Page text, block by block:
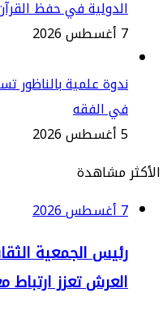
في حفظ القرآن الكريم
علمية بالناظور تسلط
الفقه
الجمعية الثقافية
تعزز ارتباط مغاربة